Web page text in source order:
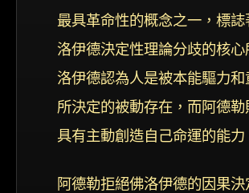
最具革命性的概念之一，標
洛伊德決定性理論分歧的核
洛伊德認為人是被本能驅力
所決定的被動存在，而阿德勒
具有主動創造自己命運的能力
阿德勒拒絕佛洛伊德的因果決